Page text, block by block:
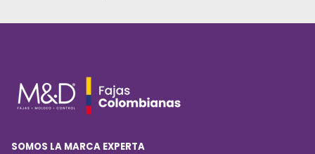
SOMOS LA MARCA EXPERTA